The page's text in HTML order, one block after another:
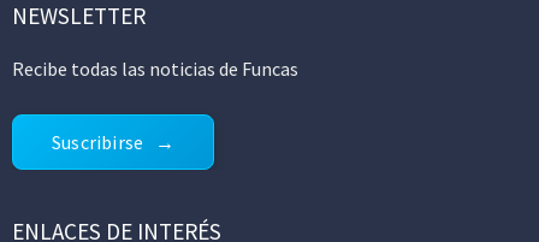
NEWSLETTER
Recibe todas las noticias de Funcas
Suscribirse
ENLACES DE INTERÉS